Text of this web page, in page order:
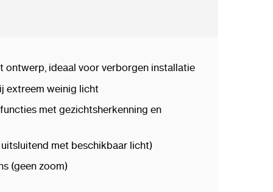
detectiefuncties zoals
is mogelijk.
vooralarm in-/uitgangen
tot 256 GBis dit systeem flexibel
wordt verzorgd door o.a.
, en ondersteuning voor Smart
ontwerp, ideaal voor verborgen installatie
extreem weinig licht
met gezichtsherkenning en
met beschikbaar licht)
(geen zoom)